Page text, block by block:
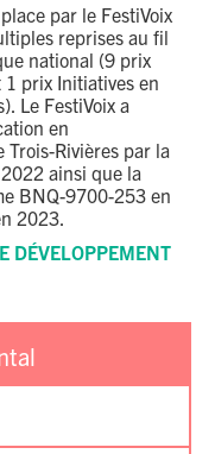
par le FestiVoix
reprises au fil
national (9 prix
1 prix Initiatives en
Le FestiVoix a
en
Rivières par la
ainsi que la
BNQ-9700-253 en
2023.
DÉVELOPPEMENT